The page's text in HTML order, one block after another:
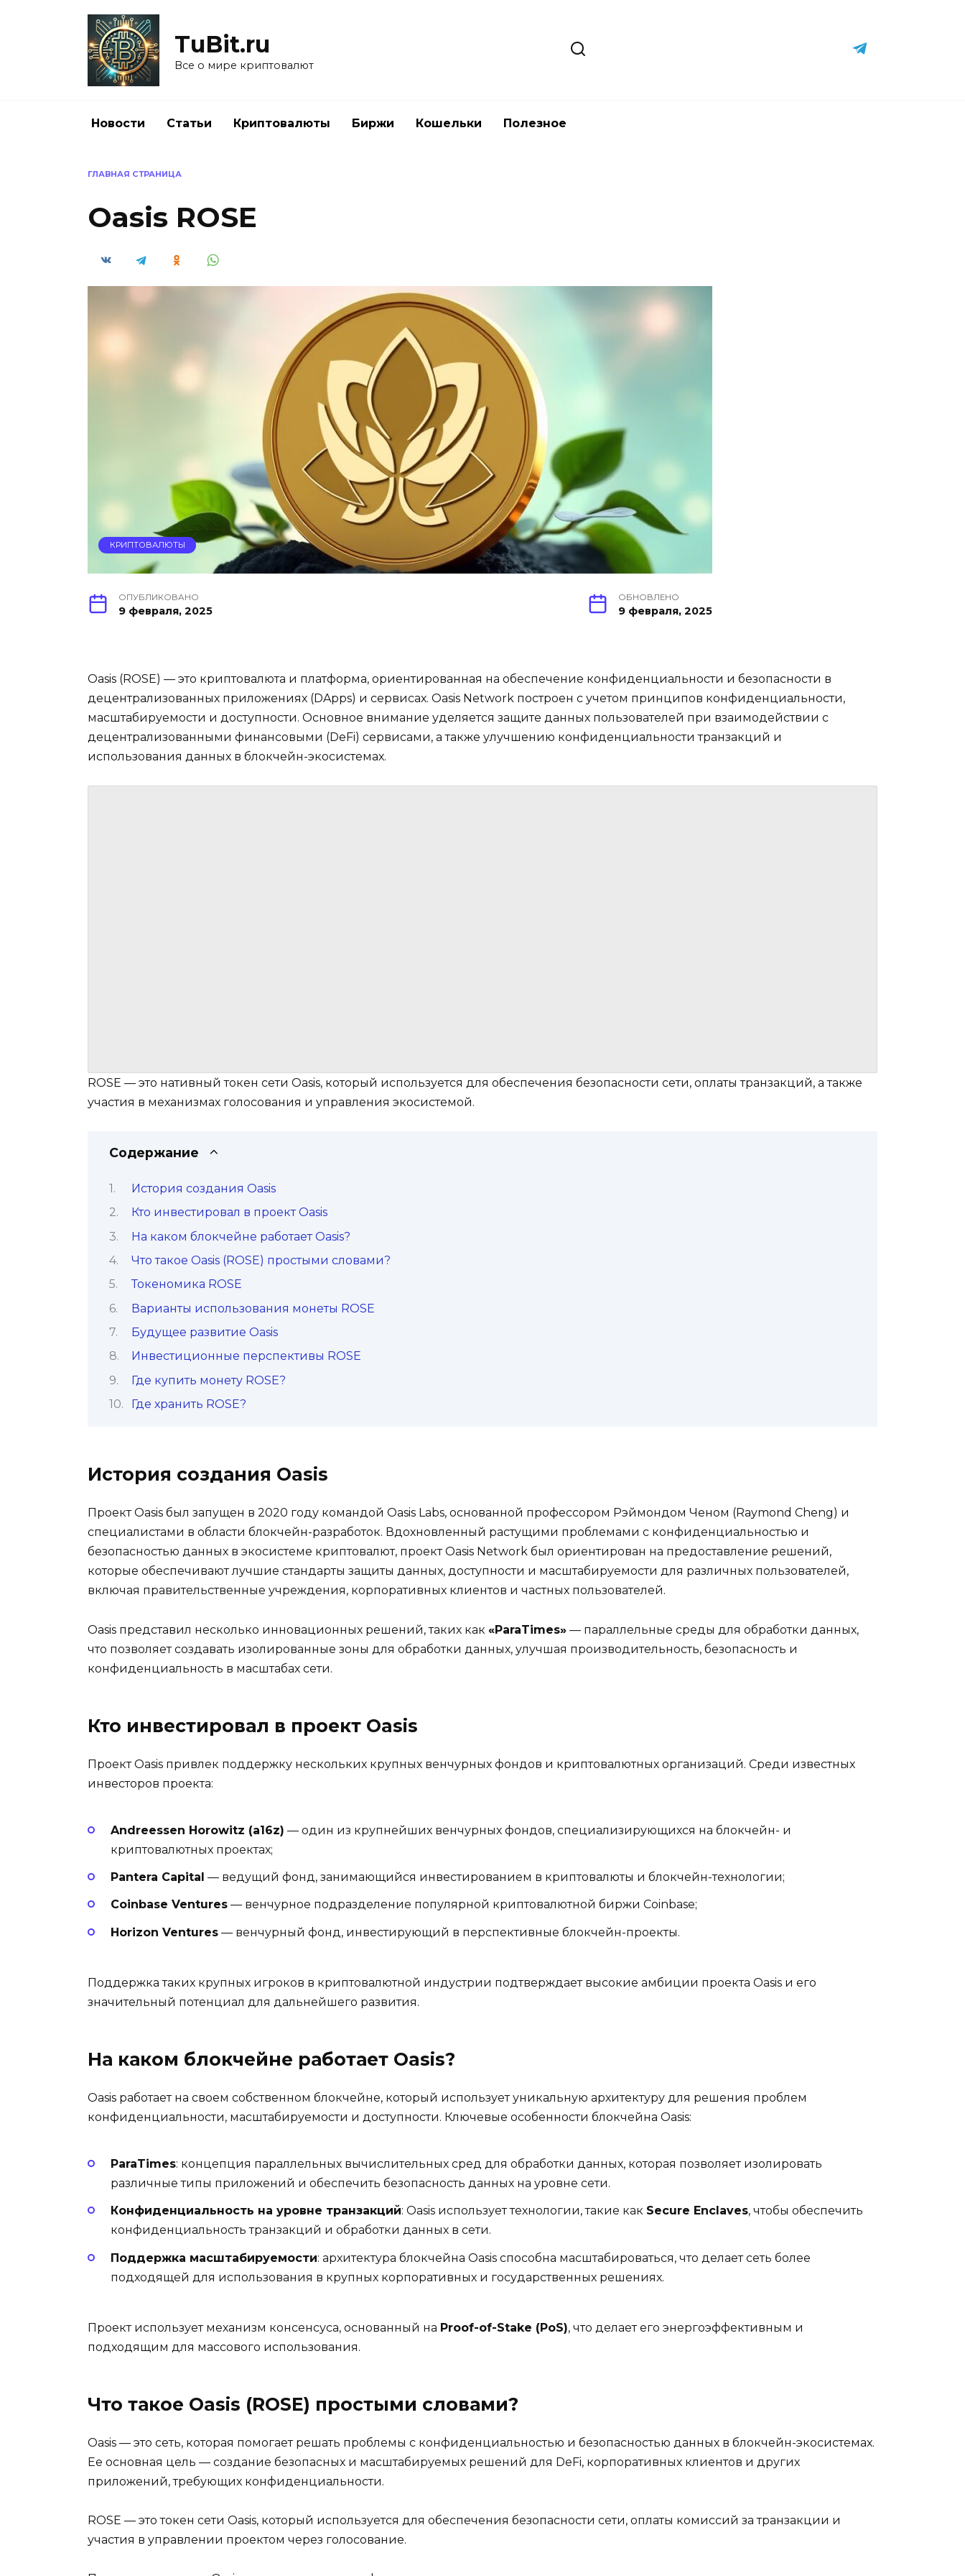
TuBit.ru
Все о мире криптовалют
Новости Статьи Криптовалюты Биржи Кошельки Полезное
ГЛАВНАЯ СТРАНИЦА
Oasis ROSE
КРИПТОВАЛЮТЫ
ОПУБЛИКОВАНО
9 февраля, 2025
ОБНОВЛЕНО
9 февраля, 2025
Oasis (ROSE) — это криптовалюта и платформа, ориентированная на обеспечение конфиденциальности и безопасности в
децентрализованных приложениях (DApps) и сервисах. Oasis Network построен с учетом принципов конфиденциальности,
масштабируемости и доступности. Основное внимание уделяется защите данных пользователей при взаимодействии с
децентрализованными финансовыми (DeFi) сервисами, а также улучшению конфиденциальности транзакций и
использования данных в блокчейн-экосистемах.
ROSE — это нативный токен сети Oasis, который используется для обеспечения безопасности сети, оплаты транзакций, а также
участия в механизмах голосования и управления экосистемой.
Содержание
История создания Oasis
Кто инвестировал в проект Oasis
На каком блокчейне работает Oasis?
Что такое Oasis (ROSE) простыми словами?
Токеномика ROSE
Варианты использования монеты ROSE
Будущее развитие Oasis
Инвестиционные перспективы ROSE
Где купить монету ROSE?
Где хранить ROSE?
История создания Oasis
Проект Oasis был запущен в 2020 году командой Oasis Labs, основанной профессором Рэймондом Ченом (Raymond Cheng) и
специалистами в области блокчейн-разработок. Вдохновленный растущими проблемами с конфиденциальностью и
безопасностью данных в экосистеме криптовалют, проект Oasis Network был ориентирован на предоставление решений,
которые обеспечивают лучшие стандарты защиты данных, доступности и масштабируемости для различных пользователей,
включая правительственные учреждения, корпоративных клиентов и частных пользователей.
Oasis представил несколько инновационных решений, таких как «ParaTimes» — параллельные среды для обработки данных,
что позволяет создавать изолированные зоны для обработки данных, улучшая производительность, безопасность и
конфиденциальность в масштабах сети.
Кто инвестировал в проект Oasis
Проект Oasis привлек поддержку нескольких крупных венчурных фондов и криптовалютных организаций. Среди известных
инвесторов проекта:
Andreessen Horowitz (a16z) — один из крупнейших венчурных фондов, специализирующихся на блокчейн- и
криптовалютных проектах;
Pantera Capital — ведущий фонд, занимающийся инвестированием в криптовалюты и блокчейн-технологии;
Coinbase Ventures — венчурное подразделение популярной криптовалютной биржи Coinbase;
Horizon Ventures — венчурный фонд, инвестирующий в перспективные блокчейн-проекты.
Поддержка таких крупных игроков в криптовалютной индустрии подтверждает высокие амбиции проекта Oasis и его
значительный потенциал для дальнейшего развития.
На каком блокчейне работает Oasis?
Oasis работает на своем собственном блокчейне, который использует уникальную архитектуру для решения проблем
конфиденциальности, масштабируемости и доступности. Ключевые особенности блокчейна Oasis:
ParaTimes: концепция параллельных вычислительных сред для обработки данных, которая позволяет изолировать
различные типы приложений и обеспечить безопасность данных на уровне сети.
Конфиденциальность на уровне транзакций: Oasis использует технологии, такие как Secure Enclaves, чтобы обеспечить
конфиденциальность транзакций и обработки данных в сети.
Поддержка масштабируемости: архитектура блокчейна Oasis способна масштабироваться, что делает сеть более
подходящей для использования в крупных корпоративных и государственных решениях.
Проект использует механизм консенсуса, основанный на Proof-of-Stake (PoS), что делает его энергоэффективным и
подходящим для массового использования.
Что такое Oasis (ROSE) простыми словами?
Oasis — это сеть, которая помогает решать проблемы с конфиденциальностью и безопасностью данных в блокчейн-экосистемах.
Ее основная цель — создание безопасных и масштабируемых решений для DeFi, корпоративных клиентов и других
приложений, требующих конфиденциальности.
ROSE — это токен сети Oasis, который используется для обеспечения безопасности сети, оплаты комиссий за транзакции и
участия в управлении проектом через голосование.